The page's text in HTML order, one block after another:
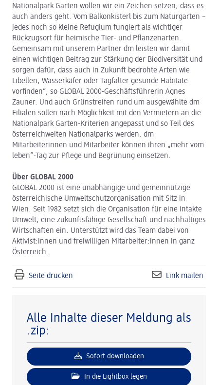
Nationalpark Garten wollen wir ein Zeichen setzen, dass es
auch anders geht. Vom Balkonkisterl bis zum Naturgarten –
jedes noch so kleine Refugium fungiert als wichtiger
Rückzugsort für heimische Tier- und Pflanzenarten.
Gemeinsam mit unserem Partner dm leisten wir damit
einen wichtigen Beitrag zur Stärkung der Biodiversität und
sorgen dafür, dass auch in Zukunft bedrohte Arten wie
Libellen, Wasserkäfer oder Tagfalter gesunde Habitate
vorfinden“, so GLOBAL 2000-Geschäftsführerin Agnes
Zauner. Und auch Grünstreifen rund um ausgewählte dm
Filialen sollen nach Möglichkeit mit den Vermietern an die
Nationalpark Garten-Kriterien angepasst und so Teil des
österreichweiten Nationalparks werden. dm
Mitarbeiterinnen und Mitarbeiter können ihren „mehr vom
leben“-Tag zur Pflege und Begrünung einsetzen.
Über GLOBAL 2000
GLOBAL 2000 ist eine unabhängige und gemeinnützige
österreichische Umweltschutzorganisation mit Sitz in
Wien. Seit 1982 setzt sich die Organisation für eine intakte
Umwelt, eine zukunftsfähige Gesellschaft und nachhaltiges
Wirtschaften ein. Unterstützt wird das Team dabei von
Aktivist:innen und freiwilligen Mitarbeiter:innen in ganz
Österreich.
Seite drucken Link mailen
Alle Inhalte dieser Meldung als
.zip:
Sofort downloaden
In die Lightbox legen